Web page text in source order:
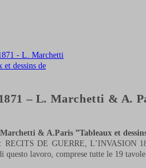
– L. Marchetti & A.
& A.Paris ”Tableaux et
DE GUERRE, L’INVASION
lavoro, comprese tutte le 19